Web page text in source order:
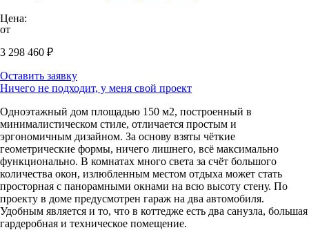
Цена:
от
3 298 460 ₽
Оставить заявку
Ничего не подходит, у меня свой проект
Одноэтажный дом площадью 150 м2, построенный в
минималистическом стиле, отличается простым и
эргономичным дизайном. За основу взяты чёткие
геометрические формы, ничего лишнего, всё максимально
функционально. В комнатах много света за счёт большого
количества окон, излюбленным местом отдыха может стать
просторная с панорамными окнами на всю высоту стену. По
проекту в доме предусмотрен гараж на два автомобиля.
Удобным является и то, что в коттедже есть два санузла, большая
гардеробная и техническое помещение.